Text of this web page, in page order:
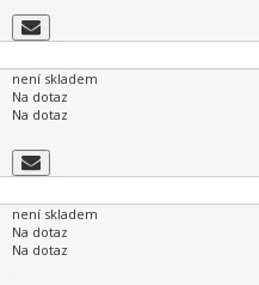
není skladem
Na dotaz
Na dotaz
není skladem
Na dotaz
Na dotaz